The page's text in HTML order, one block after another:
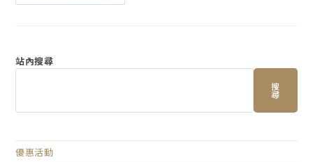
站內搜尋
搜
尋
優惠活動